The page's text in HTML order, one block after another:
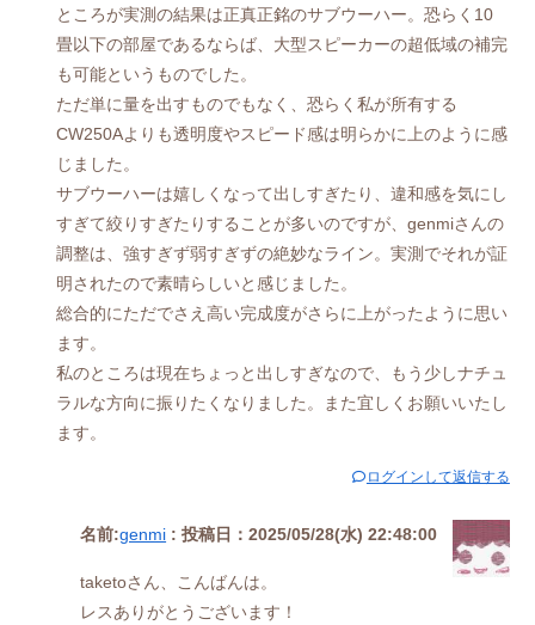
ところが実測の結果は正真正銘のサブウーハー。恐らく10
畳以下の部屋であるならば、大型スピーカーの超低域の補完
も可能というものでした。
ただ単に量を出すものでもなく、恐らく私が所有する
CW250Aよりも透明度やスピード感は明らかに上のように感
じました。
サブウーハーは嬉しくなって出しすぎたり、違和感を気にし
すぎて絞りすぎたりすることが多いのですが、genmiさんの
調整は、強すぎず弱すぎずの絶妙なライン。実測でそれが証
明されたので素晴らしいと感じました。
総合的にただでさえ高い完成度がさらに上がったように思い
ます。
私のところは現在ちょっと出しすぎなので、もう少しナチュ
ラルな方向に振りたくなりました。また宜しくお願いいたし
ます。
ログインして返信する
名前:genmi : 投稿日：2025/05/28(水) 22:48:00
taketoさん、こんばんは。
レスありがとうございます！